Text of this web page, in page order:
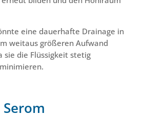
eine dauerhafte Drainage in
weitaus größeren Aufwand
sie die Flüssigkeit stetig